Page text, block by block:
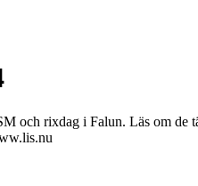
och rixdag i Falun. Läs om de